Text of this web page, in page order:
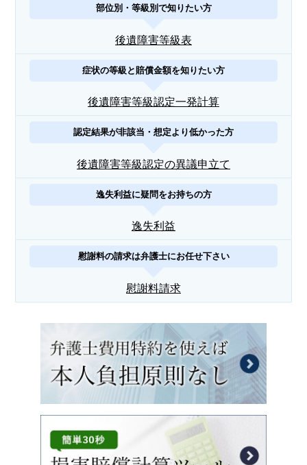
部位別・等級別で知りたい方
後遺障害等級表
症状の等級と賠償金額を知りたい方
後遺障害等級認定一発計算
認定結果が非該当・想定より低かった方
後遺障害等級認定の異議申立て
逸失利益に疑問をお持ちの方
逸失利益
慰謝料の請求は弁護士にお任せ下さい
慰謝料請求